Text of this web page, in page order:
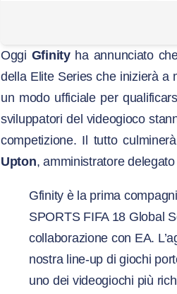
Oggi Gfinity ha annunciato
della Elite Series che inizierà a
un modo ufficiale per
sviluppatori del videogioco
competizione. Il tutto
Upton, amministratore delegato
Gfinity è la prima
SPORTS FIFA 18 Global
collaborazione con EA.
nostra line-up di giochi
uno dei videogiochi più